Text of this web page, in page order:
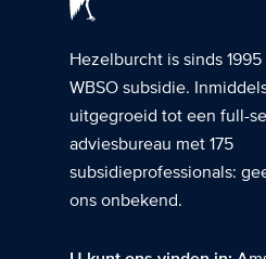
Hezelburcht is sinds
WBSO subsidie.
uitgegroeid tot een full-
adviesbureau met 175
subsidieprofessionals:
ons onbekend.